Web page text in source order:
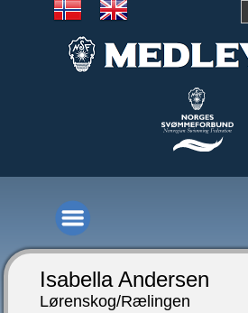
Isabella Andersen
Lørenskog/Rælingen